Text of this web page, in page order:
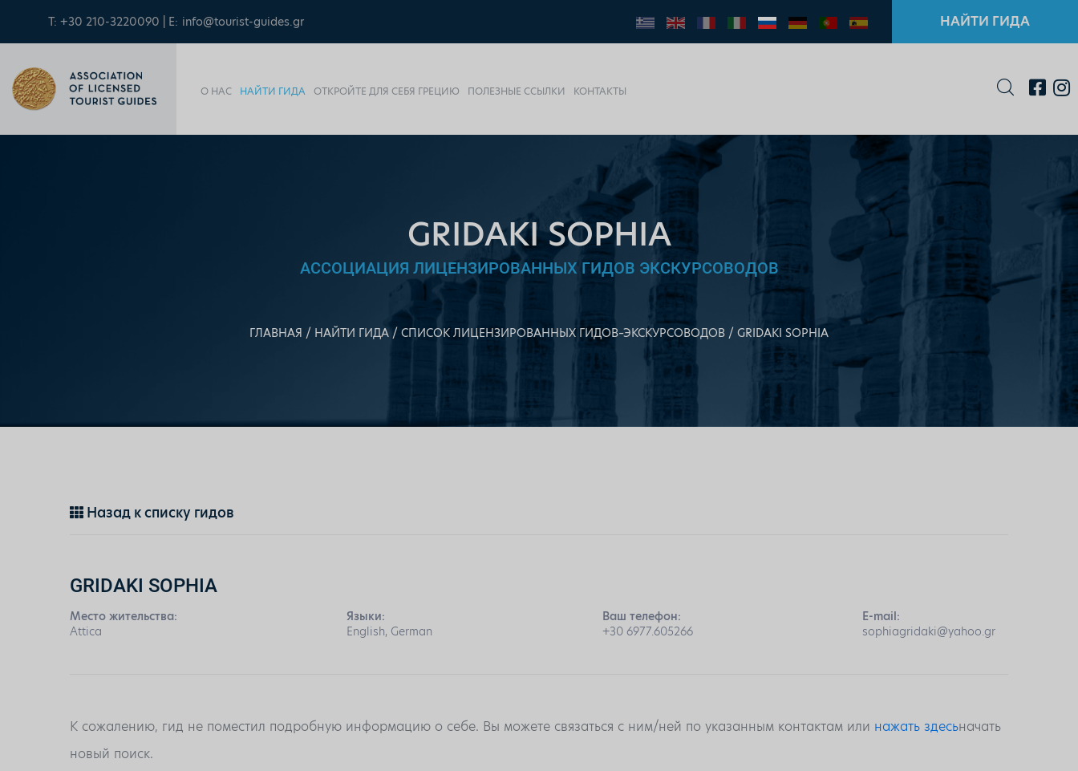
T: +30 210-3220090 | E: info@tourist-guides.gr НАЙТИ ГИДА
О НАС НАЙТИ ГИДА ОТКРОЙТЕ ДЛЯ СЕБЯ ГРЕЦИЮ ПОЛЕЗНЫЕ ССЫЛКИ КОНТАКТЫ
GRIDAKI SOPHIA
АССОЦИАЦИЯ ЛИЦЕНЗИРОВАННЫХ ГИДОВ ЭКСКУРСОВОДОВ
ГЛАВНАЯ НАЙТИ ГИДА СПИСОК ЛИЦЕНЗИРОВАННЫХ ГИДОВ–ЭКСКУРСОВОДОВ GRIDAKI SOPHIA
Назад к списку гидов
GRIDAKI SOPHIA
Место жительства:
Attica
Языки:
English, German
Ваш телефон:
+30 6977.605266
E-mail:
sophiagridaki@yahoo.gr
К сожалению, гид не поместил подробную информацию о себе. Вы можете связаться с ним/ней по указанным контактам или нажать здесьначать
новый поиск.